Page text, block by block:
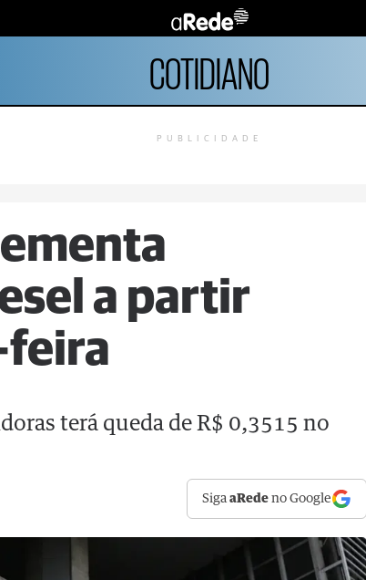
COTIDIANO
PUBLICIDADE
a partir
feira
terá queda de R$ 0,3515 no
SigaaRede no Google